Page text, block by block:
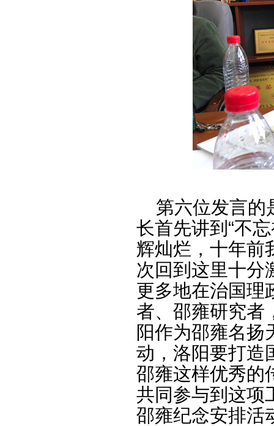
第六位发言的
长首先讲到“不
辉灿烂，十年前
次回到这里十分
更多地在治国理
者、邵雍研究者
阳作为邵雍名扬
动，洛阳要打造
邵雍这样优秀的
共同参与到这项
邵雍纪念安排活